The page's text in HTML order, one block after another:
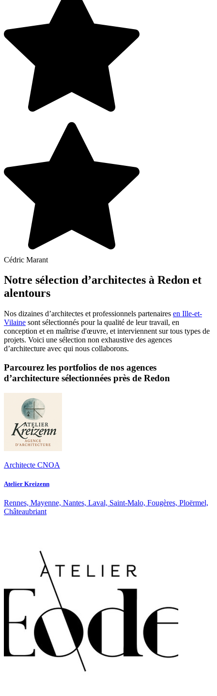
Cédric Marant
Notre sélection d’architectes à Redon et
alentours
Nos dizaines d’architectes et professionnels partenaires en Ille-et-
Vilaine sont sélectionnés pour la qualité de leur travail, en
conception et en maîtrise d'œuvre, et interviennent sur tous types de
projets. Voici une sélection non exhaustive des agences
d’architecture avec qui nous collaborons.
Parcourez les portfolios de nos agences
d’architecture sélectionnées près de Redon
Architecte CNOA
Atelier Kreizenn
Rennes, Mayenne, Nantes, Laval, Saint-Malo, Fougères, Ploërmel,
Châteaubriant